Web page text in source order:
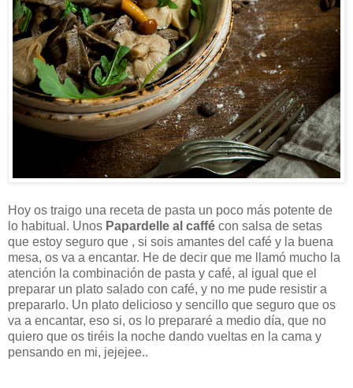
Hoy os traigo una receta de pasta un poco más potente de
lo habitual. Unos Papardelle al caffé con salsa de setas
que estoy seguro que , si sois amantes del café y la buena
mesa, os va a encantar. He de decir que me llamó mucho la
atención la combinación de pasta y café, al igual que el
preparar un plato salado con café, y no me pude resistir a
prepararlo. Un plato delicioso y sencillo que seguro que os
va a encantar, eso si, os lo prepararé a medio día, que no
quiero que os tiréis la noche dando vueltas en la cama y
pensando en mi, jejejee..